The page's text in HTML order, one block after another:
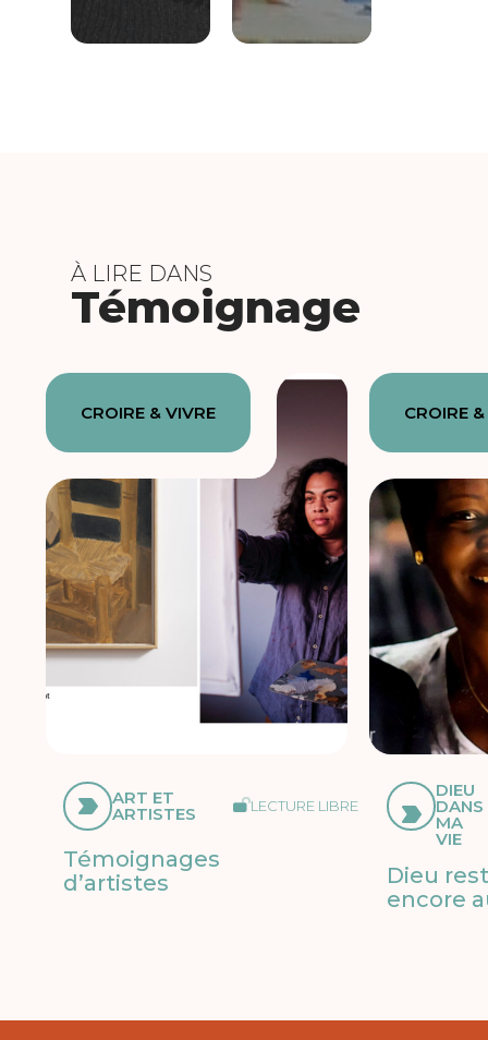
À LIRE DANS
Témoignage
CROIRE & VIVRE
ART ET
ARTISTES LECTURE LIBRE
Témoignages
d’artistes
CROIRE
DIEU
DANS
MA
VIE
Dieu
encore